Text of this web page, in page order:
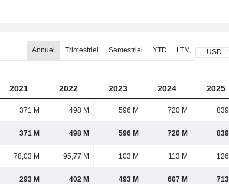
Annuel Trimestriel Semestriel YTD LTM USD
2021 2022 2023 2024 2025
371 M 498 M 596 M 720 M
371 M 498 M 596 M 720 M
78,03 M 95,77 M 103 M 113 M
293 M 402 M 493 M 607 M